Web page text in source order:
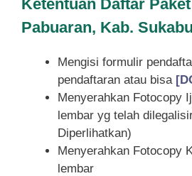
Ketentuan Daftar
Pabuaran, Kab.
Mengisi formulir
pendaftaran atau bisa
Menyerahkan Fotocopy
lembar yg telah
Diperlihatkan)
Menyerahkan Fotocopy
lembar